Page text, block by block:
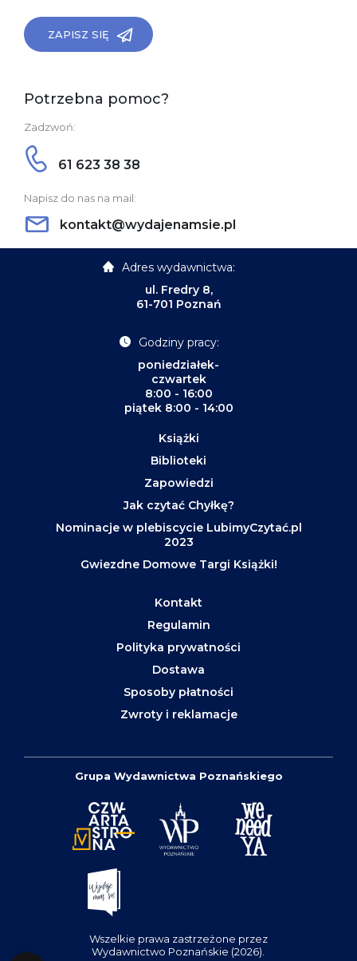
ZAPISZ SIĘ
Potrzebna pomoc?
Zadzwoń:
61 623 38 38
Napisz do nas na mail:
kontakt@wydajenamsie.pl
Adres wydawnictwa:
ul. Fredry 8,
61-701 Poznań
Godziny pracy:
poniedziałek-
czwartek
8:00 - 16:00
piątek 8:00 - 14:00
Książki
Biblioteki
Zapowiedzi
Jak czytać Chyłkę?
Nominacje w plebiscycie LubimyCzytać.pl
2023
Gwiezdne Domowe Targi Książki!
Kontakt
Regulamin
Polityka prywatności
Dostawa
Sposoby płatności
Zwroty i reklamacje
Grupa Wydawnictwa Poznańskiego
Wszelkie prawa zastrzeżone przez
Wydawnictwo Poznańskie (2026).